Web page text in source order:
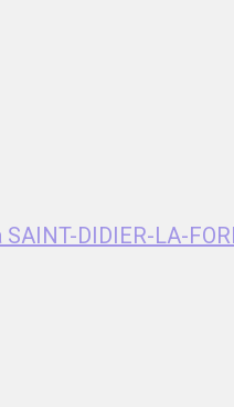
DIDIER-LA-